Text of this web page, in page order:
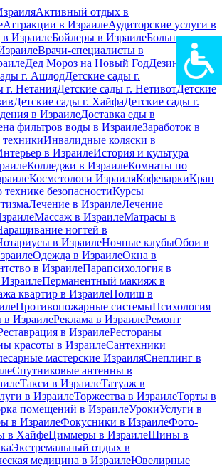
Активный отдых в
Аттракции в ИзраилеАудиторские услуги в
в ИзраилеБойлеры в ИзраилеБольницы в
Врачи-специалисты в
Дед Мороз на Новый ГодДезинфекция
г. АшдодДетские сады г.
г. НетанияДетские сады г. НетивотДетские
Детские сады г. ХайфаДетские сады г.
в ИзраилеДоставка еды в
фильтров воды в ИзраилеЗаработок в
Инвалидные коляски в
в ИзраилеИстория и культура
Колледжи в ИзраилеКомнаты по
Косметологи ИзраиляКофеваркиКран
безопасностиКурсы
Лечение в ИзраилеЛечение
Массаж в ИзраилеМатрасы в
ногтей в
в ИзраилеНочные клубыОбои в
Одежда в ИзраилеОкна в
в ИзраилеПарапсихология в
Перманентный макияж в
квартир в ИзраилеПолиш в
Противопожарные системыПсихология
в ИзраилеРеклама в ИзраилеРемонт
в ИзраилеРестораны
красоты в ИзраилеСантехники
мастерские ИзраиляСнеплинг в
Спутниковые антенны в
Такси в ИзраилеТатуаж в
в ИзраилеТоржества в ИзраилеТорты в
помещений в ИзраилеУрокиУслуги в
в ИзраилеФокусники в ИзраилеФото-
в ХайфеЦиммеры в ИзраилеШины в
Экстремальный отдых в
медицина в ИзраилеЮвелирные